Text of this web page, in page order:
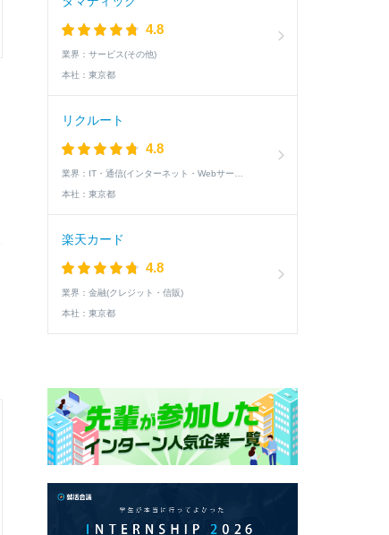
25卒 2次選考
技術系総合職
Q. 企業研究で行ったことを教えて下さい。
4.8
業界： サービス(その他)
本社： 東京都
リクルート
4.8
業界：
本社： 東京都
楽天カード
4.8
業界： 金融(クレジット・信販)
本社： 東京都